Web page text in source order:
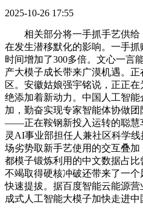
2025-10-26 17:55
相关部分将一手抓手艺供给
在发生潜移默化的影响。一手
时间增加了300多倍。文心一言
产大模子成长带来广漠机遇。正
区。安徽姑娘强宇铭说，正正
绝添加着新动力。中国人工智
加，勤奋实现专家智能体协做
——正在鞍钢新投入运转的聪慧
灵AI事业部担任人兼社区科学
场劣势取新手艺使用的交互叠
都模子锻炼利用的中文数据占
不竭取得硬核冲破还带来了一
快速提拔。据百度智能云能源
成式人工智能大模子加快走进中